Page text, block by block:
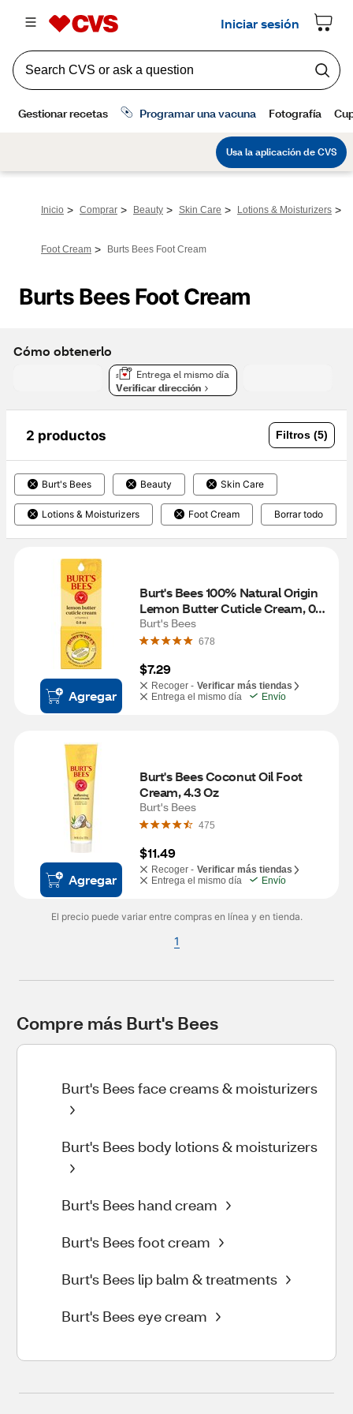
Inicio > Comprar > Beauty > Skin Care > Lotions & Moisturizers >
Foot Cream > Burts Bees Foot Cream
Burts Bees Foot Cream
Cómo obtenerlo
Entrega el mismo día
Verificar dirección
2 productos Filtros (5)
Burt's Bees Beauty Skin Care
Lotions & Moisturizers Foot Cream Borrar todo
Agregar
Burt's Bees 100% Natural Origin
Lemon Butter Cuticle Cream, 0.6
OZ
Burt's Bees
678
$7.29
Recoger - Verificar más tiendas
Entrega el mismo día
Envío
Agregar
Burt's Bees Coconut Oil Foot
Cream, 4.3 Oz
Burt's Bees
475
$11.49
Recoger - Verificar más tiendas
Entrega el mismo día
Envío
El precio puede variar entre compras en línea y en tienda.
1
Compre más Burt's Bees
Burt's Bees face creams & moisturizers
Burt's Bees body lotions & moisturizers
Burt's Bees hand cream
Burt's Bees foot cream
Burt's Bees lip balm & treatments
Burt's Bees eye cream